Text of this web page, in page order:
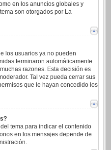
en los anuncios globales y
son otorgados por La
los usuarios ya no pueden
terminaron automáticamente.
razones. Esta decisión es
Tal vez pueda cerrar sus
que le hayan concedido los
tema para indicar el contenido
en los mensajes depende de